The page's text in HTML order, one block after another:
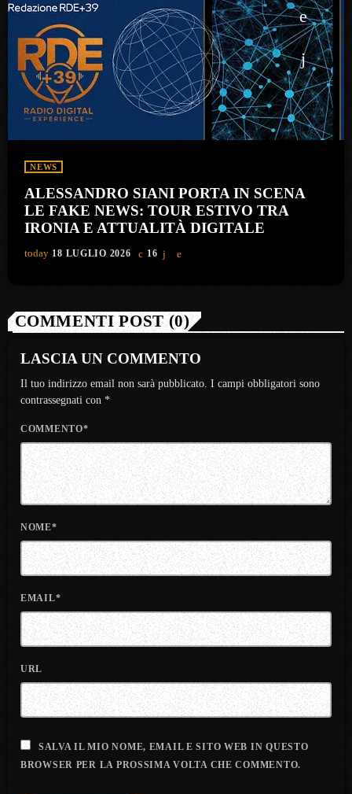
NEWS
ALESSANDRO SIANI PORTA IN SCENA
LE FAKE NEWS: TOUR ESTIVO TRA
IRONIA E ATTUALITÀ DIGITALE
today 18 LUGLIO 2026 16
COMMENTI POST (0)
LASCIA UN COMMENTO
Il tuo indirizzo email non sarà pubblicato. I campi obbligatori sono
contrassegnati con *
COMMENTO*
NOME*
EMAIL*
URL
SALVA IL MIO NOME, EMAIL E SITO WEB IN QUESTO
BROWSER PER LA PROSSIMA VOLTA CHE COMMENTO.